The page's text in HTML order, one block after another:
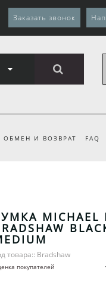
Заказать звонок
ОБМЕН И ВОЗВРАТ FAQ
MICHAEL
товара:: Bradshaw
покупателей